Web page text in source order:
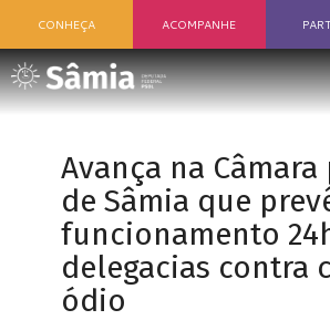
CONHEÇA ACOMPANHE
Avança na
de Sâmia que
funcionamento
delegacias contra
ódio